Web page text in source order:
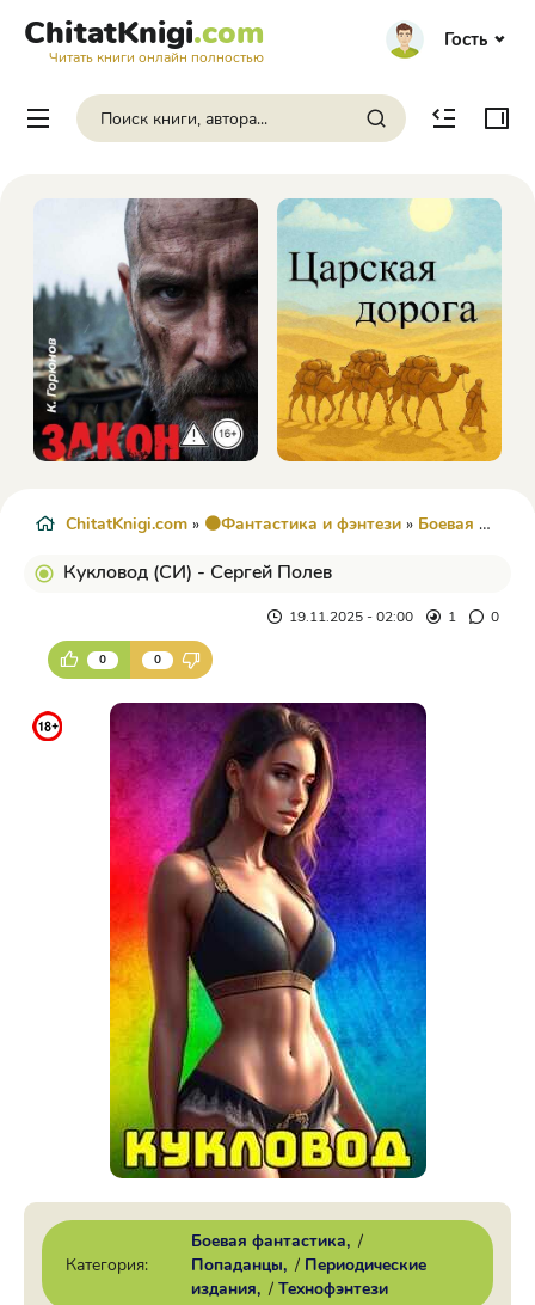
ChitatKnigi.com
Читать книги онлайн полностью
Гость
ChitatKnigi.com » 🟠Фантастика и фэнтези » Боевая фантастика
Кукловод (СИ) - Сергей Полев
19.11.2025 - 02:00 1 0
0 0
Категория:
Боевая фантастика /
Попаданцы / Периодические
издания / Технофэнтези